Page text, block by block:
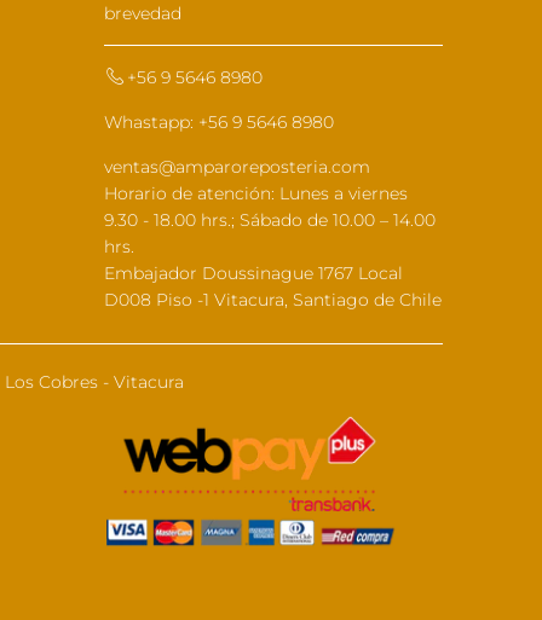
brevedad
+56 9 5646 8980
Whastapp: +56 9 5646 8980
ventas@amparoreposteria.com
Horario de atención: Lunes a viernes
9.30 - 18.00 hrs.; Sábado de 10.00 – 14.00
hrs.
Embajador Doussinague 1767 Local
D008 Piso -1 Vitacura, Santiago de Chile
Cobres - Vitacura